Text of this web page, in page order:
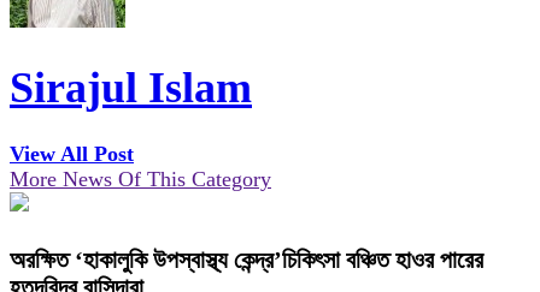
Sirajul Islam
View All Post
More News Of This Category
অরক্ষিত ‘হাকালুকি উপস্বাস্থ্য কেন্দ্র’চিকিৎসা বঞ্চিত হাওর পারের